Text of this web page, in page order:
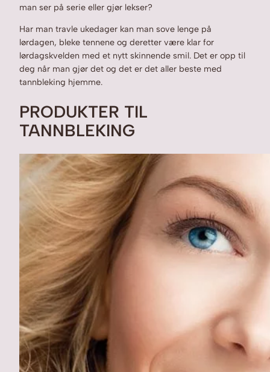
man ser på serie eller gjør lekser?
Har man travle ukedager kan man sove lenge på
lørdagen, bleke tennene og deretter være klar for
lørdagskvelden med et nytt skinnende smil. Det er opp til
deg når man gjør det og det er det aller beste med
tannbleking hjemme.
PRODUKTER TIL
TANNBLEKING